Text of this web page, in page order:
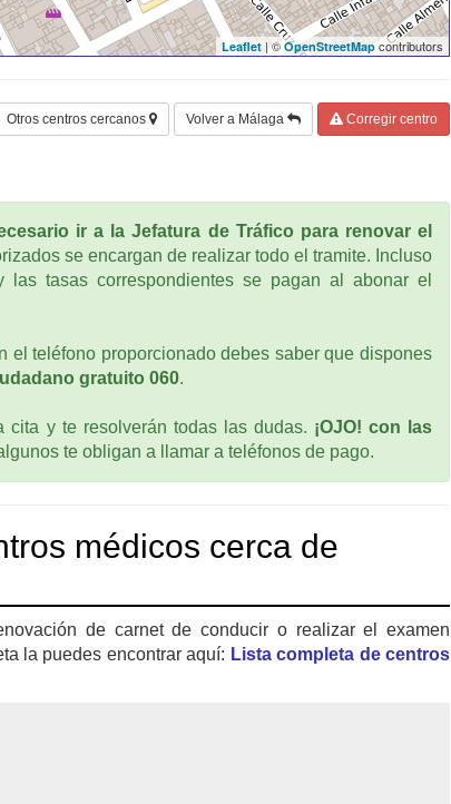
Leaflet | © OpenStreetMapcontributors
Otros centros cercanos Volver a Málaga Corregir centro
ir a la Jefatura de Tráfico para renovar el
se encargan de realizar todo el tramite. Incluso
tasas correspondientes se pagan al abonar el
el teléfono proporcionado debes saber que dispones
gratuito 060.
cita y te resolverán todas las dudas. ¡OJO! con las
te obligan a llamar a teléfonos de pago.
médicos cerca de
de carnet de conducir o realizar el examen
la puedes encontrar aquí: Lista completa de centros